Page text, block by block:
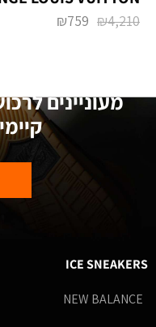
₪4,210
₪759
מעוניינים
ICE SNEAKERS
NEW BALANCE